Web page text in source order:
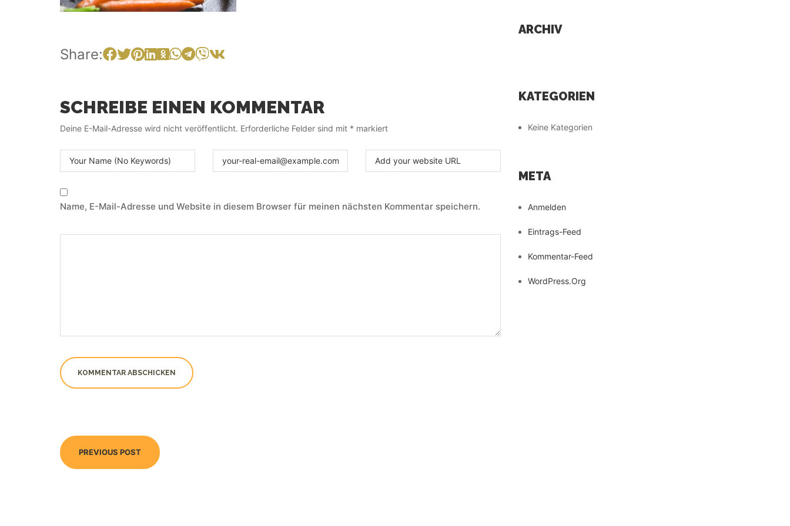
Share:
SCHREIBE EINEN KOMMENTAR
Deine E-Mail-Adresse wird nicht veröffentlicht. Erforderliche Felder sind mit * markiert
Name, E-Mail-Adresse und Website in diesem Browser für meinen nächsten Kommentar speichern.
PREVIOUS POST
ARCHIV
KATEGORIEN
Keine Kategorien
META
Anmelden
Eintrags-Feed
Kommentar-Feed
WordPress.org